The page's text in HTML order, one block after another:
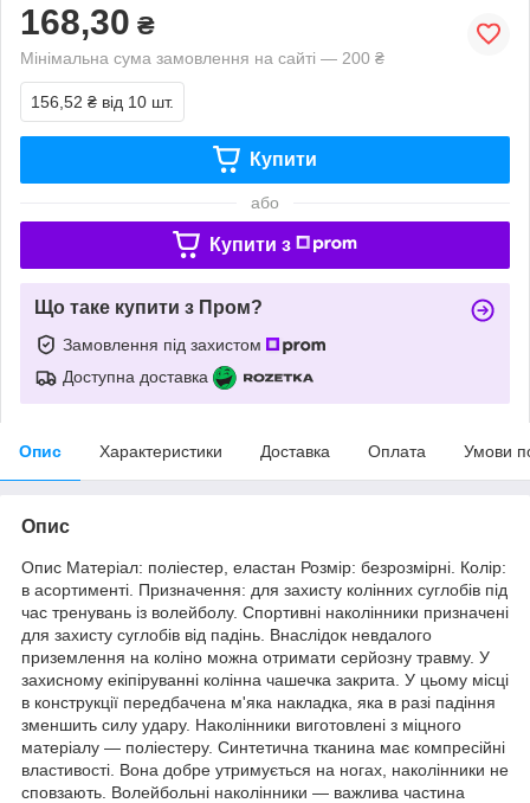
168,30 ₴
Мінімальна сума замовлення на сайті — 200 ₴
156,52 ₴ від 10 шт.
Купити
або
Купити з
Що таке купити з Пром?
Замовлення під захистом
Доступна доставка
Опис Характеристики Доставка Оплата Умови
Опис
Опис Матеріал: поліестер, еластан Розмір: безрозмірні. Колір:
в асортименті. Призначення: для захисту колінних суглобів під
час тренувань із волейболу. Спортивні наколінники призначені
для захисту суглобів від падінь. Внаслідок невдалого
приземлення на коліно можна отримати серйозну травму. У
захисному екіпіруванні колінна чашечка закрита. У цьому місці
в конструкції передбачена м'яка накладка, яка в разі падіння
зменшить силу удару. Наколінники виготовлені з міцного
матеріалу — поліестеру. Синтетична тканина має компресійні
властивості. Вона добре утримується на ногах, наколінники не
сповзають. Волейбольні наколінники — важлива частина